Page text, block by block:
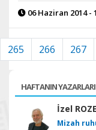
06 Haziran 2014 -
265 266 267
HAFTANIN YAZARLARI
İzel
Mizah